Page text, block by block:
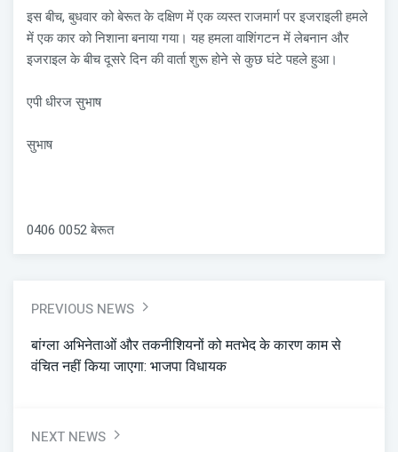
इस बीच, बुधवार को बेरूत के दक्षिण में एक व्यस्त राजमार्ग पर इजराइली हमले
में एक कार को निशाना बनाया गया। यह हमला वाशिंगटन में लेबनान और
इजराइल के बीच दूसरे दिन की वार्ता शुरू होने से कुछ घंटे पहले हुआ।
एपी धीरज सुभाष
सुभाष
0406 0052 बेरूत
PREVIOUS NEWS
बांग्ला अभिनेताओं और तकनीशियनों को मतभेद के कारण काम से
वंचित नहीं किया जाएगा: भाजपा विधायक
NEXT NEWS